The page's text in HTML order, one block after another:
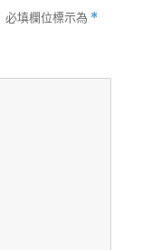
必填欄位標示為 *